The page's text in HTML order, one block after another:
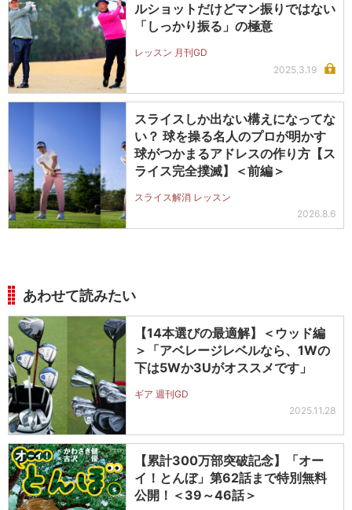
ルショットだけどマン振りではない
「しっかり振る」の極意
レッスン 月刊GD
2025.3.19
スライスしか出ない構えになってな
い？ 球を操る名人のプロが明かす
球がつかまるアドレスの作り方【ス
ライス完全撲滅】＜前編＞
スライス解消 レッスン
2026.8.6
あわせて読みたい
【14本選びの最適解】＜ウッド編
＞「アベレージレベルなら、1Wの
下は5Wか3Uがオススメです」
ギア 週刊GD
2025.11.28
【累計300万部突破記念】「オー
イ！とんぼ」第62話まで特別無料
公開！＜39～46話＞